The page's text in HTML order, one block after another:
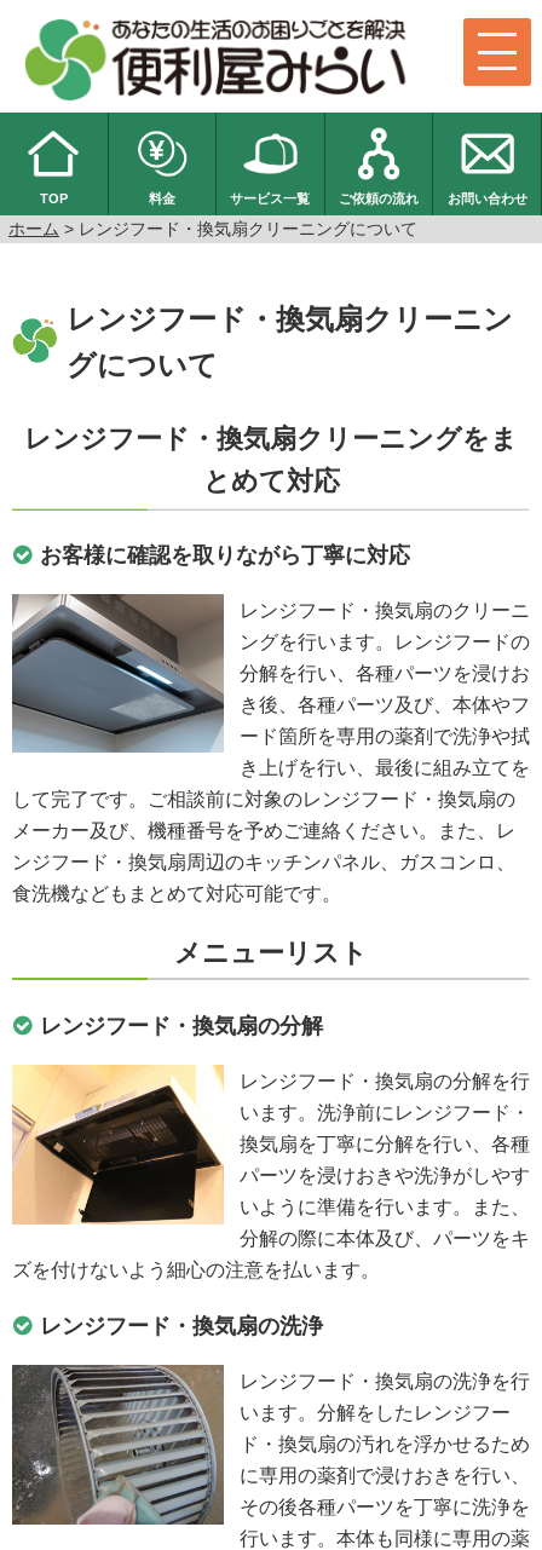
TOP 料金 サービス一覧 ご依頼の流れ お問い合わせ
ホーム > レンジフード・換気扇クリーニングについて
レンジフード・換気扇クリーニン
グについて
レンジフード・換気扇クリーニングをま
とめて対応
お客様に確認を取りながら丁寧に対応
レンジフード・換気扇のクリーニ
ングを行います。レンジフードの
分解を行い、各種パーツを浸けお
き後、各種パーツ及び、本体やフ
ード箇所を専用の薬剤で洗浄や拭
き上げを行い、最後に組み立てを
して完了です。ご相談前に対象のレンジフード・換気扇の
メーカー及び、機種番号を予めご連絡ください。また、レ
ンジフード・換気扇周辺のキッチンパネル、ガスコンロ、
食洗機などもまとめて対応可能です。
メニューリスト
レンジフード・換気扇の分解
レンジフード・換気扇の分解を行
います。洗浄前にレンジフード・
換気扇を丁寧に分解を行い、各種
パーツを浸けおきや洗浄がしやす
いように準備を行います。また、
分解の際に本体及び、パーツをキ
ズを付けないよう細心の注意を払います。
レンジフード・換気扇の洗浄
レンジフード・換気扇の洗浄を行
います。分解をしたレンジフー
ド・換気扇の汚れを浮かせるため
に専用の薬剤で浸けおきを行い、
その後各種パーツを丁寧に洗浄を
行います。本体も同様に専用の薬